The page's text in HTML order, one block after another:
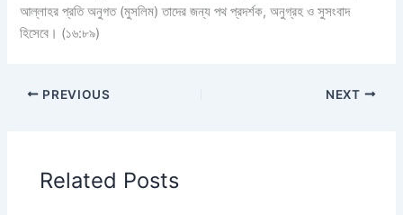
আল্লাহর প্রতি অনুগত (মুসলিম) তাদের জন্য পথ প্রদর্শক, অনুগ্রহ ও সুসংবাদ
হিসেবে। (১৬:৮৯)
PREVIOUS NEXT
Related Posts